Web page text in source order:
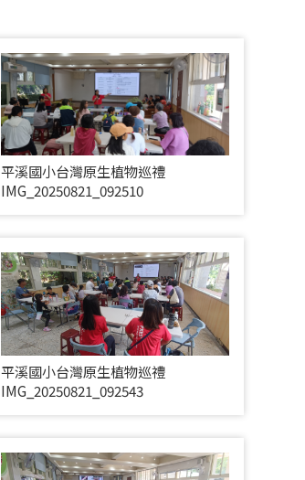
平溪國小台灣原生植物巡禮
IMG_20250821_092510
平溪國小台灣原生植物巡禮
IMG_20250821_092543